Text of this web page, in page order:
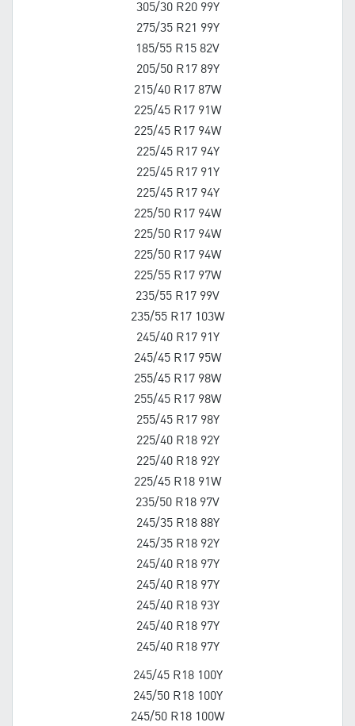
305/30 R20 99Y
275/35 R21 99Y
185/55 R15 82V
205/50 R17 89Y
215/40 R17 87W
225/45 R17 91W
225/45 R17 94W
225/45 R17 94Y
225/45 R17 91Y
225/45 R17 94Y
225/50 R17 94W
225/50 R17 94W
225/50 R17 94W
225/55 R17 97W
235/55 R17 99V
235/55 R17 103W
245/40 R17 91Y
245/45 R17 95W
255/45 R17 98W
255/45 R17 98W
255/45 R17 98Y
225/40 R18 92Y
225/40 R18 92Y
225/45 R18 91W
235/50 R18 97V
245/35 R18 88Y
245/35 R18 92Y
245/40 R18 97Y
245/40 R18 97Y
245/40 R18 93Y
245/40 R18 97Y
245/40 R18 97Y
245/45 R18 100Y
245/50 R18 100Y
245/50 R18 100W